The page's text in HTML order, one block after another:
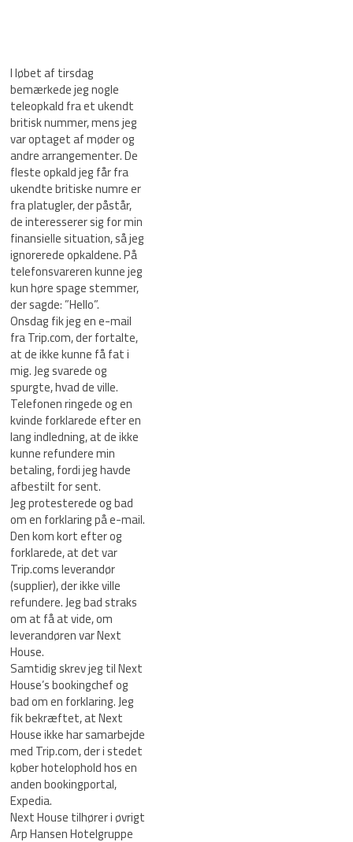
I løbet af tirsdag
bemærkede jeg nogle
teleopkald fra et ukendt
britisk nummer, mens jeg
var optaget af møder og
andre arrangementer. De
fleste opkald jeg får fra
ukendte britiske numre er
fra platugler, der påstår,
de interesserer sig for min
finansielle situation, så jeg
ignorerede opkaldene. På
telefonsvareren kunne jeg
kun høre spage stemmer,
der sagde: ”Hello”.
Onsdag fik jeg en e-mail
fra Trip.com, der fortalte,
at de ikke kunne få fat i
mig. Jeg svarede og
spurgte, hvad de ville.
Telefonen ringede og en
kvinde forklarede efter en
lang indledning, at de ikke
kunne refundere min
betaling, fordi jeg havde
afbestilt for sent.
Jeg protesterede og bad
om en forklaring på e-mail.
Den kom kort efter og
forklarede, at det var
Trip.coms leverandør
(supplier), der ikke ville
refundere. Jeg bad straks
om at få at vide, om
leverandøren var Next
House.
Samtidig skrev jeg til Next
House’s bookingchef og
bad om en forklaring. Jeg
fik bekræftet, at Next
House ikke har samarbejde
med Trip.com, der i stedet
køber hotelophold hos en
anden bookingportal,
Expedia.
Next House tilhører i øvrigt
Arp Hansen Hotelgruppe